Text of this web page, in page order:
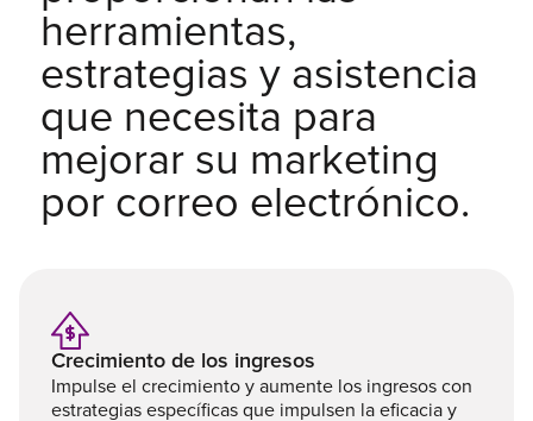
herramientas,
estrategias y asistencia
que necesita para
mejorar su marketing
por correo electrónico.
Crecimiento de los ingresos
Impulse el crecimiento y aumente los ingresos con
estrategias específicas que impulsen la eficacia y